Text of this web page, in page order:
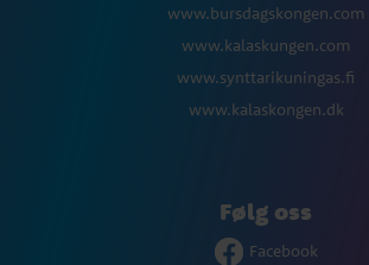
www.bursdagskongen.com
www.kalaskungen.com
www.synttarikuningas.fi
www.kalaskongen.dk
Følg oss
Facebook